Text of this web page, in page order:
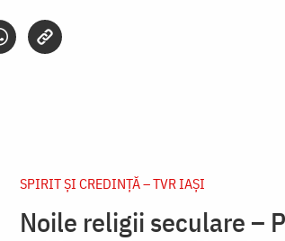
SPIRIT ȘI CREDINȚĂ – TVR IAȘI
Noile religii seculare –